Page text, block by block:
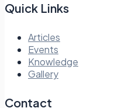
Quick Links
Articles
Events
Knowledge
Gallery
Contact